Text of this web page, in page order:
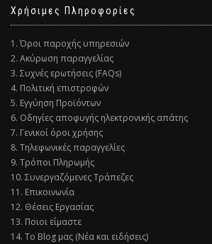
Χρήσιμες Πληροφορίες
1. Όροι παροχής υπηρεσιών
2. Ακύρωση παραγγελίας
3. Συχνές ερωτήσεις (FAQs)
4. Πολιτική επιστροφών
5. Εγγύηση Προϊόντων
6. Οδηγίες αποφυγής ηλεκτρονικής απάτης
7. Γενικοί όροι χρήσης
8. Τηλεφωνικές παραγγελίες
9. Τρόποι Πληρωμής
10. Συνεργαζόμενες Τράπεζες
11. Επικοινωνία
12. Θέσεις Εργασίας
13. Ποιοι είμαστε
14. Το Blog μας (Νέα και ειδήσεις)